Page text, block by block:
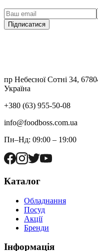
Підписатися
пр Небесної Сотні 34,
Україна
+380 (63) 955-50-08
info@foodboss.com.ua
Пн–Нд: 09:00 – 19:00
Каталог
Обладнання
Посуд
Акції
Бренди
Інформація